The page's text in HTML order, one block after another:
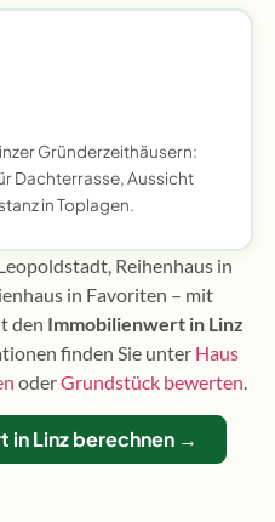
Gründerzeithäusern:
Dachterrasse, Aussicht
in Toplagen.
Reihenhaus in
in Favoriten – mit
den Immobilienwert in Linz
finden Sie unter Haus
oderGrundstück bewerten.
in Linz berechnen →